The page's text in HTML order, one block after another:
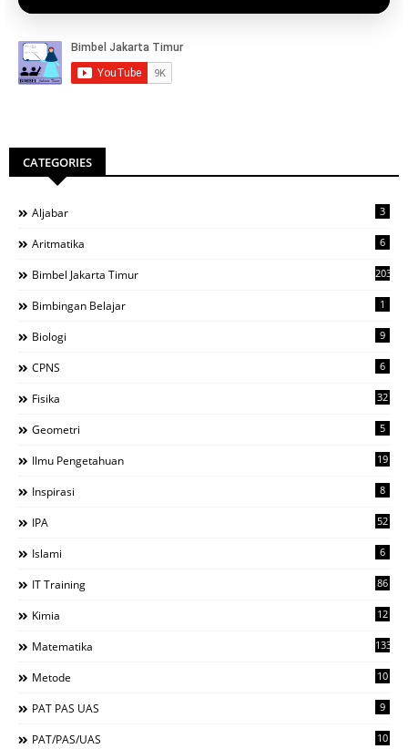
CATEGORIES
Aljabar 3
Aritmatika 6
Bimbel Jakarta Timur 203
Bimbingan Belajar 1
Biologi 9
CPNS 6
Fisika 32
Geometri 5
Ilmu Pengetahuan 19
Inspirasi 8
IPA 52
Islami 6
IT Training 86
Kimia 12
Matematika 133
Metode 10
PAT PAS UAS 9
PAT/PAS/UAS 10